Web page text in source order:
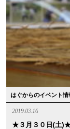
はぐからのイベント情
2019.03.16
★３月３０日(土